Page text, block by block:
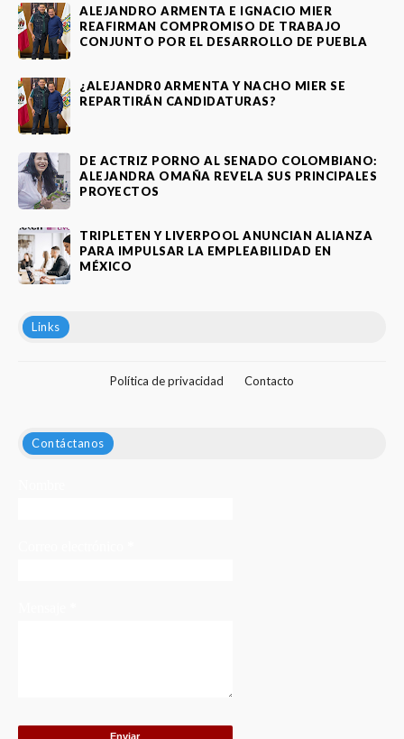
ALEJANDRO ARMENTA E IGNACIO MIER
REAFIRMAN COMPROMISO DE TRABAJO
CONJUNTO POR EL DESARROLLO DE PUEBLA
¿ALEJANDR0 ARMENTA Y NACHO MIER SE
REPARTIRÁN CANDIDATURAS?
DE ACTRIZ PORNO AL SENADO COLOMBIANO:
ALEJANDRA OMAÑA REVELA SUS PRINCIPALES
PROYECTOS
TRIPLETEN Y LIVERPOOL ANUNCIAN ALIANZA
PARA IMPULSAR LA EMPLEABILIDAD EN
MÉXICO
Links
Política de privacidad Contacto
Contáctanos